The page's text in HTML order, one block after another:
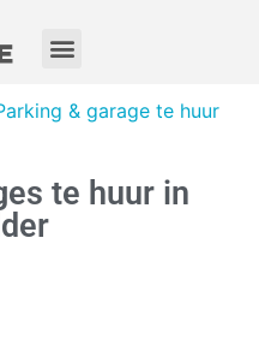
& garage te huur
te huur in